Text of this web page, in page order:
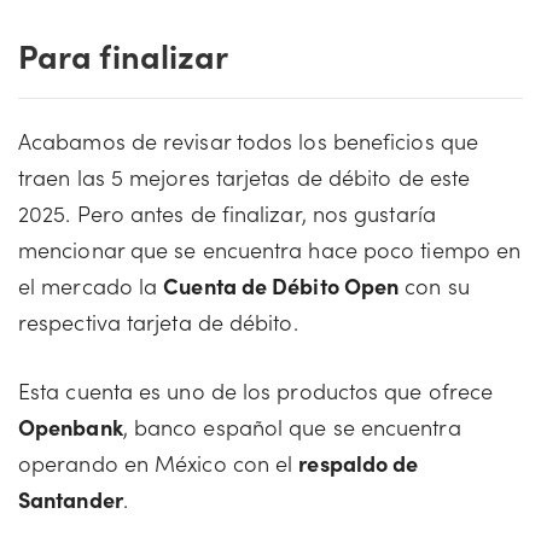
Para finalizar
Acabamos de revisar todos los beneficios que
traen las 5 mejores tarjetas de débito de este
2025. Pero antes de finalizar, nos gustaría
mencionar que se encuentra hace poco tiempo en
el mercado laCuenta de Débito Open con su
respectiva tarjeta de débito.
Esta cuenta es uno de los productos que ofrece
Openbank, banco español que se encuentra
operando en México con el respaldo de
Santander.